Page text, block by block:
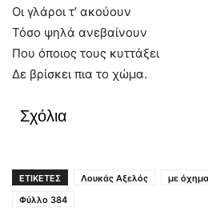
Οι γλάροι τ’ ακούουν
Τόσο ψηλά ανεβαίνουν
Που όποιος τους κυττάξει
Δε βρίσκει πια το χώμα.
Σχόλια
ΕΤΙΚΕΤΕΣ Λουκάς Αξελός με
Φύλλο 384